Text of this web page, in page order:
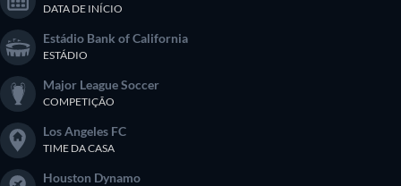
DATA DE INÍCIO
Estádio Bank of California
ESTÁDIO
Major League Soccer
COMPETIÇÃO
Los Angeles FC
TIME DA CASA
Houston Dynamo